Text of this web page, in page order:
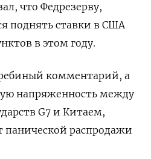
что Федрезерву,
поднять ставки в США
в этом году.
комментарий, а
напряженность между
G7 и Китаем,
распродажи